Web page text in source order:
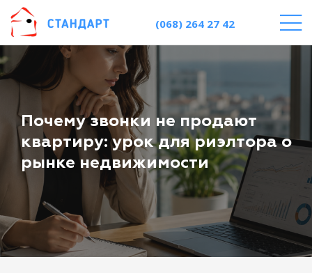
(068) 264 27 42
Почему звонки не продают
квартиру: урок для риэлтора о
рынке недвижимости